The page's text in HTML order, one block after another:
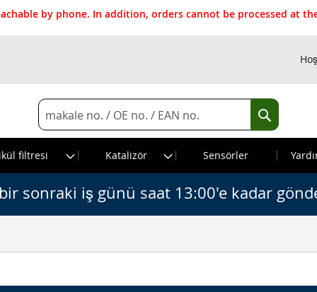
by phone. In addition, orders cannot be processed at
Search
Search
filtresi
Katalizör Sensörler
sonraki iş günü saat 13:00'e kadar